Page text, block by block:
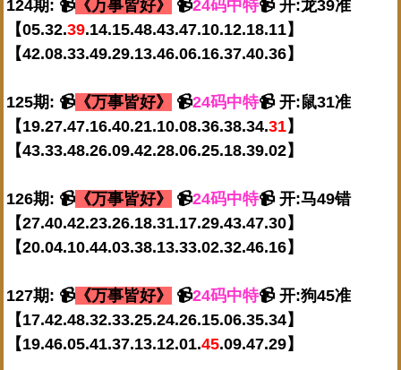
124期: 📹 《万事皆好》 📹24码中特📹 开:龙39准
【05.32.39.14.15.48.43.47.10.12.18.11】
【42.08.33.49.29.13.46.06.16.37.40.36】
125期: 📹 《万事皆好》 📹24码中特📹 开:鼠31准
【19.27.47.16.40.21.10.08.36.38.34.31】
【43.33.48.26.09.42.28.06.25.18.39.02】
126期: 📹 《万事皆好》 📹24码中特📹 开:马49错
【27.40.42.23.26.18.31.17.29.43.47.30】
【20.04.10.44.03.38.13.33.02.32.46.16】
127期: 📹 《万事皆好》 📹24码中特📹 开:狗45准
【17.42.48.32.33.25.24.26.15.06.35.34】
【19.46.05.41.37.13.12.01.45.09.47.29】